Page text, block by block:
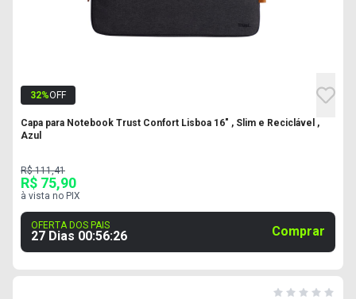
32%OFF
Capa para Notebook Trust Confort Lisboa 16" , Slim e Reciclável ,
Azul
R$ 111,41
R$ 75,90
à vista no PIX
OFERTA DOS PAIS
27 Dias 00:56:25 Comprar